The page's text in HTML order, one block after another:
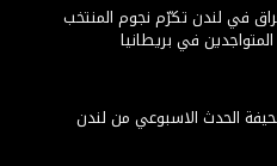
في لندن تكرّم نجوم المنتخب
في بريطانيا